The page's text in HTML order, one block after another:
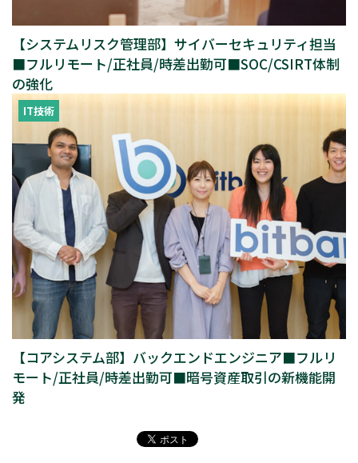
【システムリスク管理部】サイバーセキュリティ担当
■フルリモート/正社員/時差出勤可■SOC/CSIRT体制
の強化
IT技術
【コアシステム部】バックエンドエンジニア■フルリ
モート/正社員/時差出勤可■暗号資産取引の新機能開
発